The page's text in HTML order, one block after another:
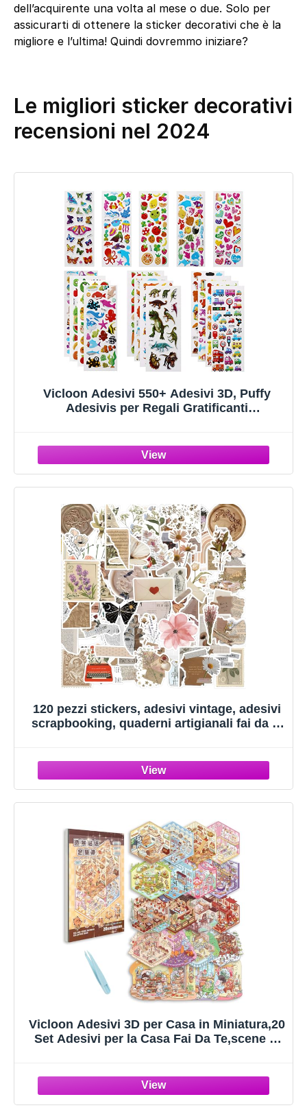
dell’acquirente una volta al mese o due. Solo per
assicurarti di ottenere la sticker decorativi che è la
migliore e l’ultima! Quindi dovremmo iniziare?
Le migliori sticker decorativi
recensioni nel 2024
Vicloon Adesivi 550+ Adesivi 3D, Puffy
Adesivis per Regali Gratificanti
Aeroplani e Altro(22 Fogli)
120 pezzi stickers, adesivi vintage, adesivi
scrapbooking, quaderni artigianali fai da te
Vicloon Adesivi 3D per Casa in Miniatura,20
Set Adesivi per la Casa Fai Da Te,scene di
Antistress per Bambini e Adulti